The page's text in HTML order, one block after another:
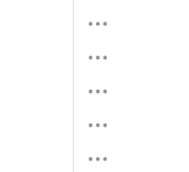
* * *
* * *
* * *
* * *
* * *